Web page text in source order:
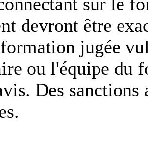
devront être
jugée
ou l'équipe du
Des